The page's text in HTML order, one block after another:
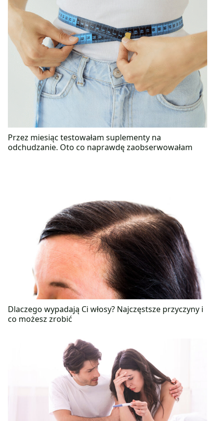
Przez miesiąc testowałam suplementy na
odchudzanie. Oto co naprawdę zaobserwowałam
Dlaczego wypadają Ci włosy? Najczęstsze przyczyny i
co możesz zrobić